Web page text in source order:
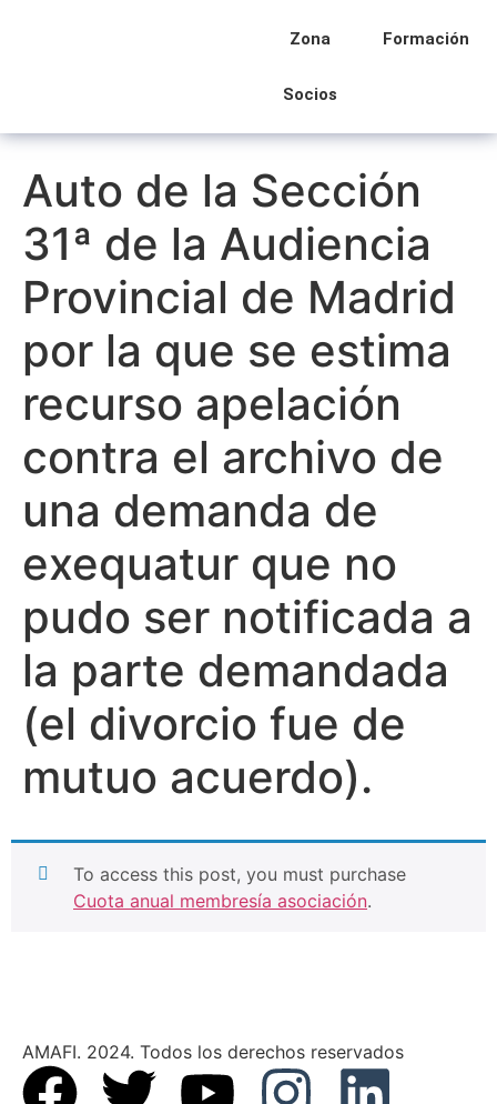
Zona
Socios
Formación
Auto de la Sección
31ª de la Audiencia
Provincial de Madrid
por la que se estima
recurso apelación
contra el archivo de
una demanda de
exequatur que no
pudo ser notificada a
la parte demandada
(el divorcio fue de
mutuo acuerdo).
To access this post, you must purchase
Cuota anual membresía asociación.
AMAFI. 2024. Todos los derechos reservados